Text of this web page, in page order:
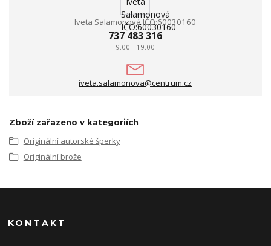
Iveta Salamonová IČO:60030160
737 483 316
9.00 - 19.00
iveta.salamonova@centrum.cz
Zboží zařazeno v kategoriích
Originální autorské šperky
Originální brože
KONTAKT